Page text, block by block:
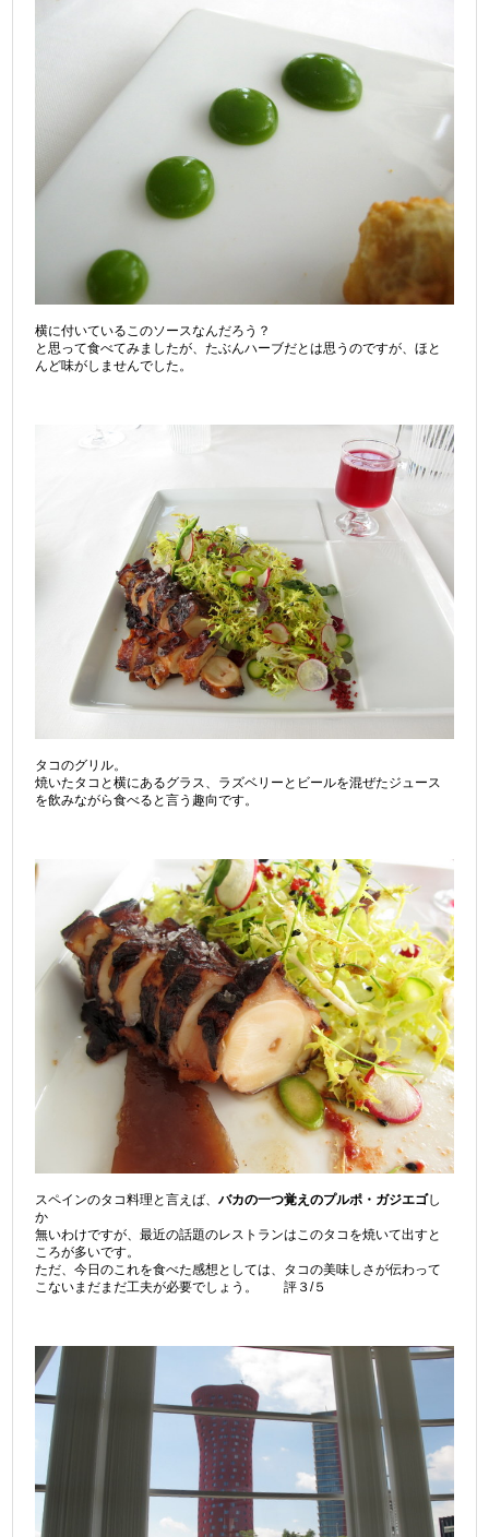
横に付いているこのソースなんだろう？
と思って食べてみましたが、たぶんハーブだとは思うのですが、ほと
んど味がしませんでした。
タコのグリル。
焼いたタコと横にあるグラス、ラズベリーとビールを混ぜたジュース
を飲みながら食べると言う趣向です。
スペインのタコ料理と言えば、バカの一つ覚えのプルポ・ガジエゴし
か
無いわけですが、最近の話題のレストランはこのタコを焼いて出すと
ころが多いです。
ただ、今日のこれを食べた感想としては、タコの美味しさが伝わって
こないまだまだ工夫が必要でしょう。 評３/５